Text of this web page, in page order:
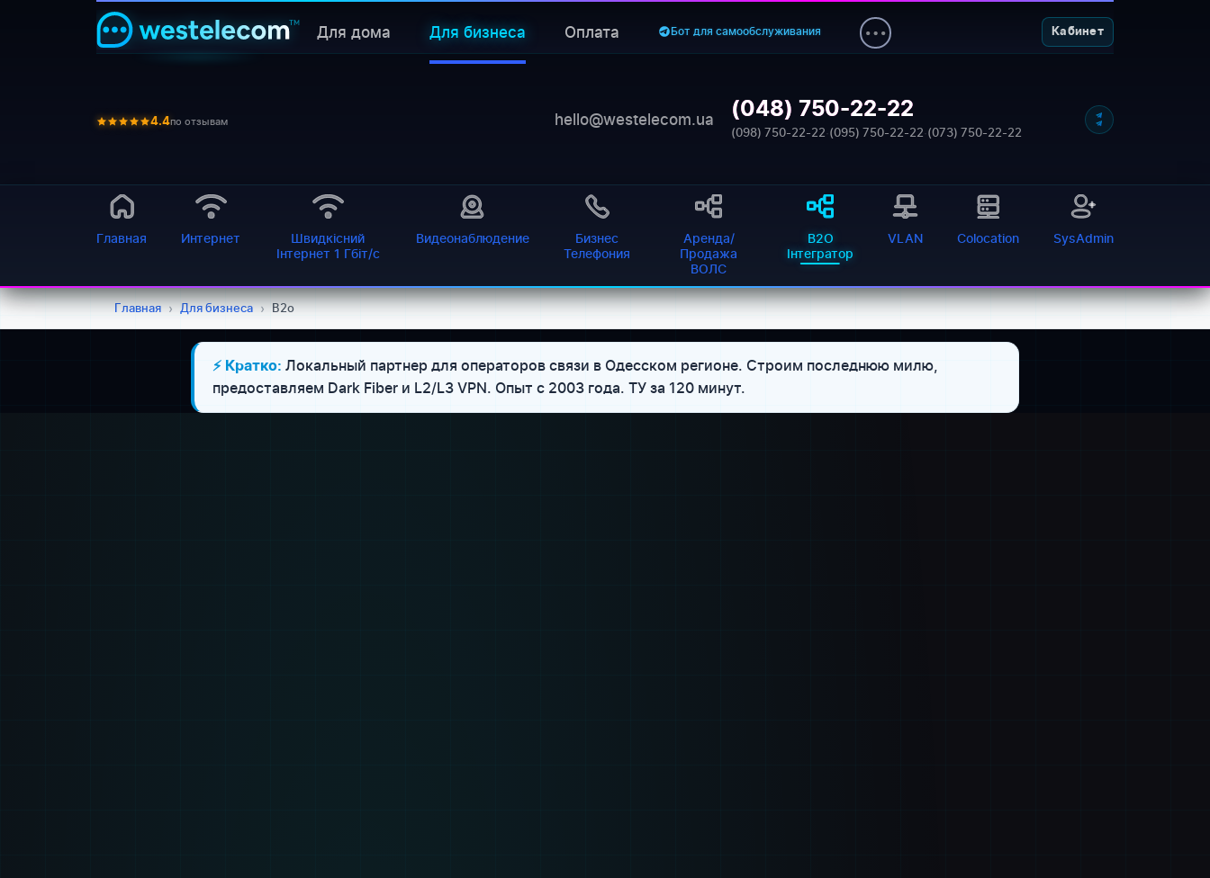
Для дома Для бизнеса Оплата Бот для самообслуживания Кабинет
4.4по отзывам hello@westelecom.ua (048) 750-22-22
(098) 750-22-22·(095) 750-22-22·(073) 750-22-22
Главная Интернет
Швидкісний
Інтернет 1 Гбіт/с
Видеонаблюдение
Бизнес
Телефония
Аренда/
Продажа
ВОЛС
B2O
Інтегратор
VLAN Colocation SysAdmin
Главная › Для бизнеса › B2o
⚡ Кратко: Локальный партнер для операторов связи в Одесском регионе. Строим последнюю милю,
предоставляем Dark Fiber и L2/L3 VPN. Опыт с 2003 года. ТУ за 120 минут.